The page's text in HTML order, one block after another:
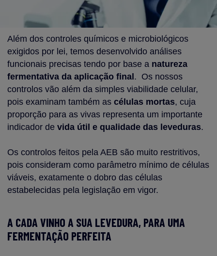
Além dos controles químicos e microbiológicos
exigidos por lei, temos desenvolvido análises
funcionais precisas tendo por base a natureza
fermentativa da aplicação final . Os nossos
controlos vão além da simples viabilidade celular,
pois examinam também as células mortas, cuja
proporção para as vivas representa um importante
indicador de vida útil e qualidade das leveduras.
Os controlos feitos pela AEB são muito restritivos,
pois consideram como parâmetro mínimo de células
viáveis, exatamente o dobro das células
estabelecidas pela legislação em vigor.
A CADA VINHO A SUA LEVEDURA, PARA UMA
FERMENTAÇÃO PERFEITA